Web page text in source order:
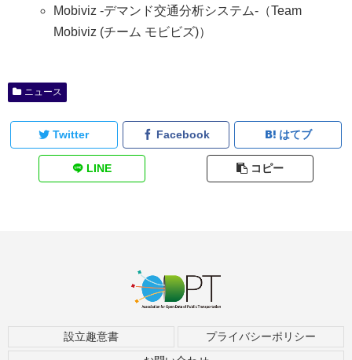
Mobiviz -デマンド交通分析システム-（Team
Mobiviz (チーム モビビズ)）
ニュース
Twitter Facebook はてブ
LINE コピー
設立趣意書
プライバシーポリシー